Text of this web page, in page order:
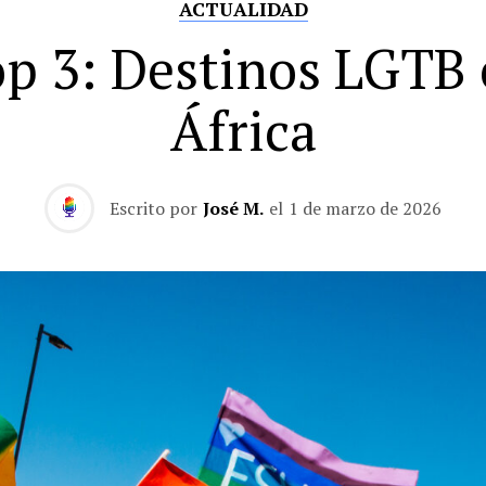
ACTUALIDAD
3: Destinos LGTB
África
Escrito por José M. el 1 de marzo de 2026